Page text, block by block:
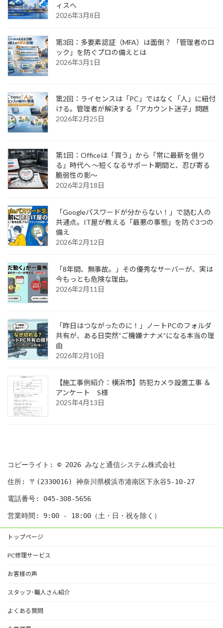
ィスへ
2026年3月8日
第3回：多要素認証（MFA）は面倒？ 「管理者のロ
ック」を防ぐプロの備えとは
2026年3月1日
第2回：ライセンスは「PC」ではなく「人」に紐付
ける。管理者が解決する「アカウント迷子」問題
2026年2月25日
第1回：Officeは「買う」から「常に最新を借り
る」時代へ 〜短くなるサポート期間と、忍び寄る
脆弱性の影〜
2026年2月18日
「Googleパスワードが分からない！」で詰む人の
共通点。IT屋が教える「最悪の事態」を防ぐ3つの
備え
2026年2月12日
「8年間、無事故。」その優秀なサーバーが、実は
今もっとも危険な理由。
2026年2月11日
「昨日はつながったのに！」ノートPCのフォルダ
共有が、ある日突然“ご機嫌ナナメ”になる本当の理
由
2026年2月10日
【施工事例紹介：横浜市】防犯カメラ設置工事 ＆
アンケート S様
2025年4月13日
コピーライト: © 2026 みなと通信システム株式会社
住所: 〒(2330016) 神奈川県横浜市港南区下永谷5-10-27
電話番号: 045-308-5656
営業時間: 9:00 - 18:00（土・日・祝を除く）
トップページ
PC修理サービス
お客様の声
スタッフ･職人さん紹介
よくある質問